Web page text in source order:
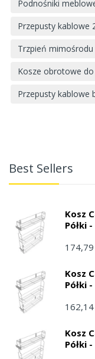
Podnośniki
Przepusty kablowe
Trzpień
Kosze obrotowe
Przepusty kablowe
Best Sellers
Kosz
Półki
174,79
Kosz
Półki
162,14
Kosz
Półki